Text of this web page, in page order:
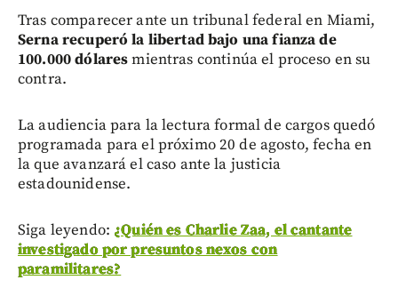
Tras comparecer ante un tribunal federal en Miami,
Serna recuperó la libertad bajo una fianza de
100.000 dólaresmientras continúa el proceso en su
contra.
La audiencia para la lectura formal de cargos quedó
programada para el próximo 20 de agosto, fecha en
la que avanzará el caso ante la justicia
estadounidense.
Siga leyendo: ¿Quién es Charlie Zaa, el cantante
investigado por presuntos nexos con
paramilitares?